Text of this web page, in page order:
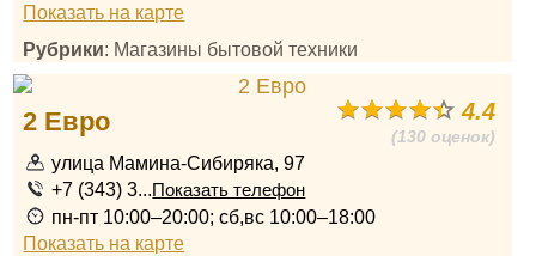
Показать на карте
Рубрики: Магазины бытовой техники
4.4
(130 оценок)
2 Евро
улица Мамина-Сибиряка, 97
+7 (343) 3...Показать телефон
пн-пт 10:00–20:00; сб,вс 10:00–18:00
Показать на карте